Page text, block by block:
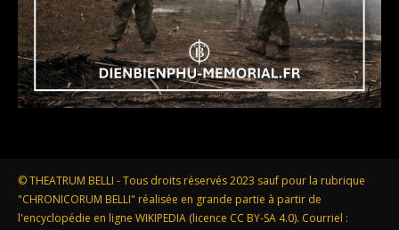
© THEATRUM BELLI - Tous droits réservés 2023 sauf pour la rubrique
"CHRONICORUM BELLI" réalisée en grande partie à partir de
l'encyclopédie en ligne WIKIPEDIA (licence CC BY-SA 4.0). Courriel :